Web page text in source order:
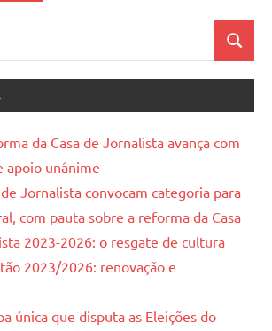
da Casa de Jornalista avança com
apoio unânime
de Jornalista convocam categoria para
com pauta sobre a reforma da Casa
2023-2026: o resgate de cultura
2023/2026: renovação e
única que disputa as Eleições do